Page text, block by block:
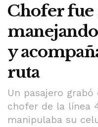
Chofer fue
y
ruta
Un pasajero
chofer de la línea
manipulaba su